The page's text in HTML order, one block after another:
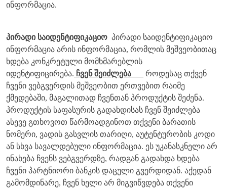
ინფორმაცია.
პირადი საიდენტიფიკაციო პირადი საიდენტიფიკაციო
ინფორმაცია არის ინფორმაცია, რომლის მეშვეობითაც
ხდება კონკრეტული მომხმარებლის
იდენტიფიცირება. ჩვენ შეიძლება
როდესაც თქვენ
ჩვენი ვებგვერდის მეშვეობით ერთვებით რაიმე
ქმედებაში, მაგალითად ჩვენთან პროდუქტის შეძენა.
პროდუქტის საფასურის გადახდისას ჩვენ შეიძლება
ასევე გთხოვოთ წარმოადგინოთ თქვენი ბარათის
ნომერი, ვადის გასვლის თარიღი, აუტენტურობის კოდი
ან სხვა სავალდებული ინფორმაცია. ეს უკანასკნელი არ
ინახება ჩვენს ვებგვერდზე, რადგან გადახდა ხდება
ჩვენი პარტნიორი ბანკის დაცული გვერდიდან. აქედან
გამომდინარე, ჩვენ ხელი არ მიგვიწვდება თქვენი